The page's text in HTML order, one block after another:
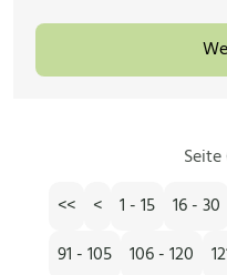
<<
< 1 - 15 16 - 30
91 - 105
106 - 120